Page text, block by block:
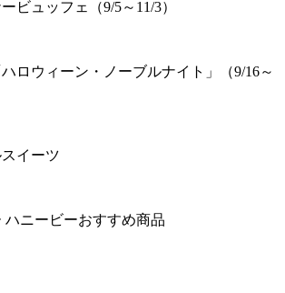
ビュッフェ（9/5～11/3）
ロウィーン・ノーブルナイト」（9/16～
イーツ
ハニービーおすすめ商品